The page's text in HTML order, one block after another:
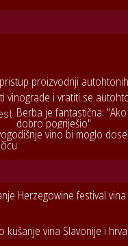
proizvodnji
vinograde i vratiti se
Berba je fantastična:
dobro pogriješio"
vino bi moglo
Herzegowine festival
kušanje vina Slavonije i